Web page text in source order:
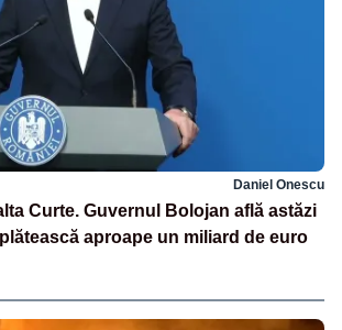
Daniel Onescu
Curte. Guvernul Bolojan află astăzi
aproape un miliard de euro